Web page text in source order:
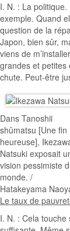
I. N. : La
exemple. Quand
question de la
Japon, bien sûr,
viens de
grandes et petites
chute. Peut-être
Dans Tanoshii
shûmatsu [Une fin
heureuse],
Natsuki exposait
vision pessimiste
monde. /
Hatakeyama
Le taux de
I. N. : Cela